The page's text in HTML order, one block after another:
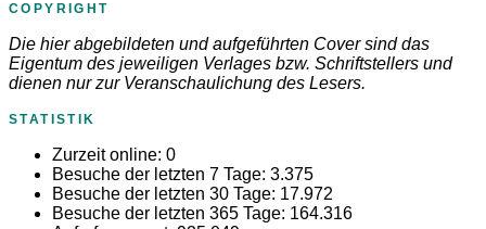
Kategorie
COPYRIGHT
Die hier abgebildeten und aufgeführten Cover sind das
Eigentum des jeweiligen Verlages bzw. Schriftstellers und
dienen nur zur Veranschaulichung des Lesers.
STATISTIK
Zurzeit online: 0
Besuche der letzten 7 Tage: 3.375
Besuche der letzten 30 Tage: 17.972
Besuche der letzten 365 Tage: 164.316